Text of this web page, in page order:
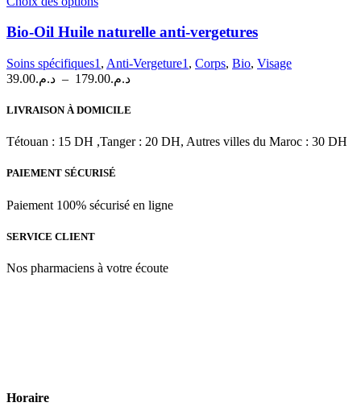
du
a
variations.
Les
options
être
sur
page
produit
Bio-Oil Huile naturelle anti-vergetures
Soins spécifiques1 , Anti-Vergeture1 , Corps, Bio, Visage
د.م.39.00 – د.م.179.00
Plage
prix :
د.م.179.00
LIVRAISON À DOMICILE
Tétouan : 15 DH ,Tanger : 20 DH, Autres villes du Maroc : 30 DH
PAIEMENT SÉCURISÉ
Paiement 100% sécurisé en ligne
SERVICE CLIENT
Nos pharmaciens à votre écoute
Horaire